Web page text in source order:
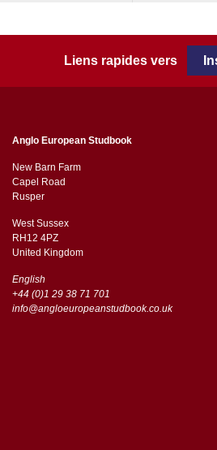
Liens rapides vers
Anglo European Studbook
New Barn Farm
Capel Road
​​Rusper
West Sussex
RH12 4PZ
​​United Kingdom
English
+44 (0)1 29 38 71 701
info@angloeuropeanstudbook.co.uk